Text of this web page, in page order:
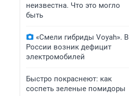
неизвестна. Что это могло
быть
«Смели гибриды Voyah». В
России возник дефицит
электромобилей
Быстро покраснеют: как
соспеть зеленые помидоры